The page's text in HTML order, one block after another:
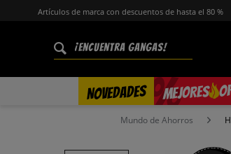
Artículos de marca con descuentos de hasta el 80 %
NOVEDADES MEJORES
%
Mundo de Ahorros